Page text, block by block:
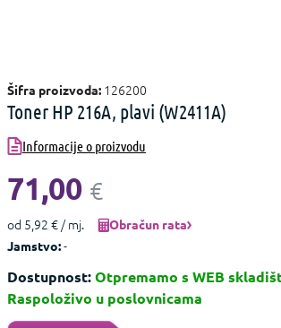
Šifra proizvoda: 126200
Toner HP 216A, plavi (W2411A)
Informacije o proizvodu
71,00 €
od 5,92 € / mj.
Obračun rata
Jamstvo:-
Dostupnost:Otpremamo s WEB
Raspoloživo u poslovnicama